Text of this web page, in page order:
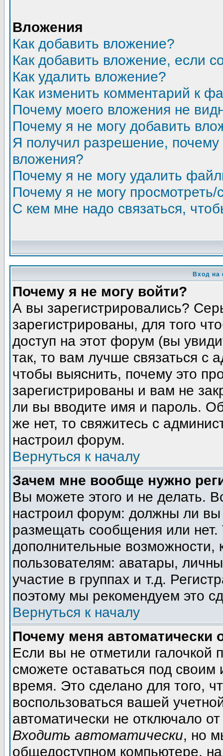
Вложения
Как добавить вложение?
Как добавить вложение, если
Как удалить вложение?
Как изменить комментарий к
Почему моего вложения не
Почему я не могу добавить
Я получил разрешение,
вложения?
Почему я не могу удалить
Почему я не могу просмотреть/
С кем мне надо связаться,
Вход на
Почему я не могу войти?
А вы зарегистрировались?
зарегистрированы, для того
доступ на этот форум (вы
так, то вам лучше связаться с
чтобы выяснить, почему это
зарегистрированы и вам не
ли вы вводите имя и пароль.
же нет, то свяжитесь с
настроил форум.
Вернуться к началу
Зачем мне вообще нужно
Вы можете этого и не делать.
настроил форум: должны ли вы
размещать сообщения или
дополнительные
пользователям: аватары,
участие в группах и т.д.
поэтому мы рекомендуем это
Вернуться к началу
Почему меня автоматически
Если вы не отметили галочкой
сможете оставаться под
время. Это сделано для того,
воспользоваться вашей
автоматически не отключало
Входить автоматически, но
общедоступном компьютере,